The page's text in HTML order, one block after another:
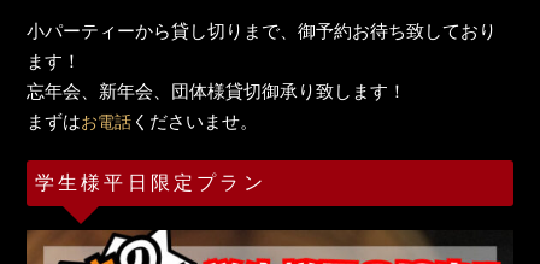
小パーティーから貸し切りまで、御予約お待ち致しており
ます！
忘年会、新年会、団体様貸切御承り致します！
まずはお電話 くださいませ。
学生様平日限定プラン